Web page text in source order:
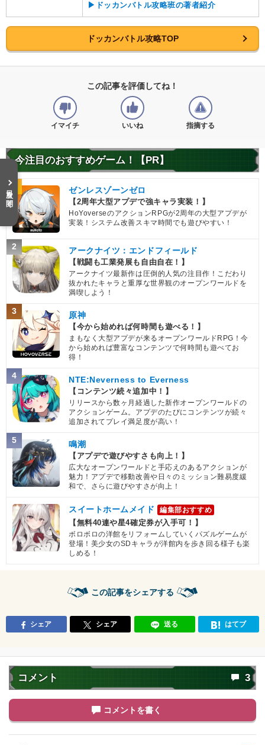
▶ドッカンバトル攻略班の著者紹介
ドッカンバトル攻略TOP
この記事を評価してね！
イマイチ いいね 指摘する
今注目のおすすめゲーム！【PR】
1 ゼンレスゾーンゼロ
【2周年大型アプデで強キャラ実装！】
HoYoverseのアクションRPGが2周年の大型アプデが
実装！システム改善スキマ時間でも遊びやすい！
2 アークナイツ：エンドフィールド
【戦闘も工業発展も自由自在！】
アークナイツ最新作は圧倒的人気の注目作！こだわり
抜かれたキャラと重厚な世界観のオープンワールドを
満喫しよう！
3 原神
【今から始めれば何時間も遊べる！】
まもなく大型アプデが来るオープンワールドRPG！今
から始めれば豊富なコンテンツで何時間も遊べてお
得！
4 NTE:Neverness to Everness
【コンテンツ続々追加中！】
リリースから数ヶ月経過した新作オープンワールドの
アクションゲーム。アプデのたびにコンテンツが続々
追加されてプレイ満足度が高い！
5 鳴潮
【アプデで遊びやすさも向上！】
広大なオープンワールドと手応えのあるアクションが
魅力！アプデで移動改善や日々のミッション難易度緩
和で、さらに遊びやすさが向上！
スイートホームメイド 編集部おすすめ
【無料40連や星4確定券が入手可！】
ボロボロの洋館をリフォームしていくパズルゲームが
登場！美少女のSDキャラが洋館内を歩き回る様子も楽
しめる！
この記事をシェアする
シェア シェア 送る はてブ
コメント 3
コメントを書く
目次を開く